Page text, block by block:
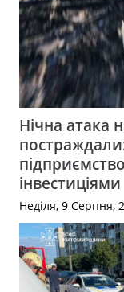
Нічна атака
інвестиціями
Неділя, 9 Серпня,